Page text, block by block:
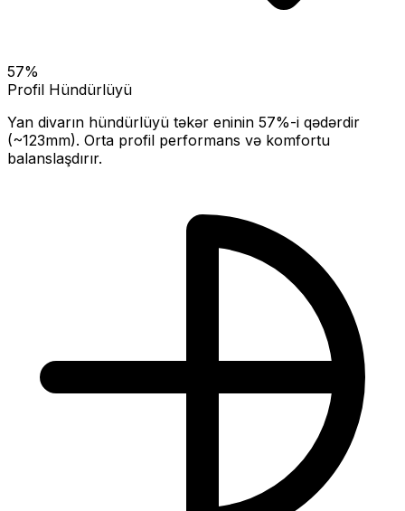
57%
Profil Hündürlüyü
Yan divarın hündürlüyü təkər eninin 57%-i qədərdir
(~123mm). Orta profil performans və komfortu
balanslaşdırır.